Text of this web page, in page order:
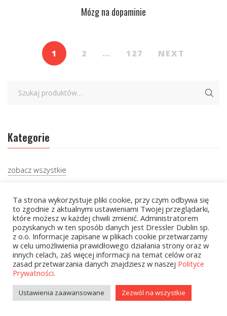
Mózg na dopaminie
1 2 … 127 NEXT
Kategorie
zobacz wszystkie
Kolekcje Biedronka - 16.03.2026
Wielcy Humaniści – 16.03.2026
Kolekcje Biedronka - 13.04.2026
Kolekcje Biedronka
Kolekcje Biedronka - 16.02.2026
Ta strona wykorzystuje pliki cookie, przy czym odbywa się
to zgodnie z aktualnymi ustawieniami Twojej przeglądarki,
które możesz w każdej chwili zmienić. Administratorem
pozyskanych w ten sposób danych jest Dressler Dublin sp.
z o.o. Informacje zapisane w plikach cookie przetwarzamy
w celu umożliwienia prawidłowego działania strony oraz w
innych celach, zaś więcej informacji na temat celów oraz
zasad przetwarzania danych znajdziesz w naszej Polityce
Prywatności.
Ustawienia zaawansowane Zezwól na wszystkie